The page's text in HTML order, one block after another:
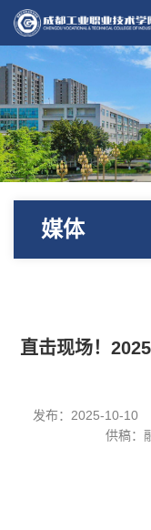
媒体
直击现场！
发布：2025-10-10
供稿：